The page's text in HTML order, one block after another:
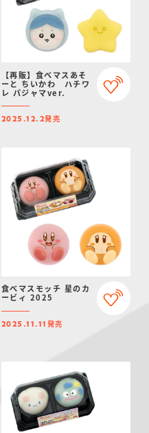
【再販】食べマスあそ
ーと ちいかわ ハチワ
レ パジャマver.
2025.12.2発売
食べマスモッチ 星のカ
ービィ 2025
2025.11.11 発売